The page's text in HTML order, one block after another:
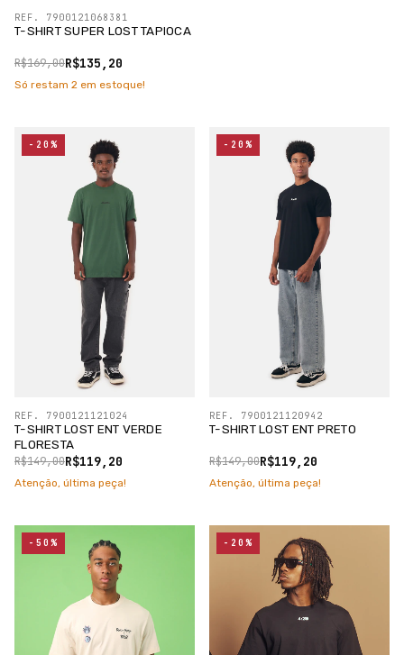
T-SHIRT SUPER LOST TAPIOCA
R$135,20
R$169,00
REF. 7900121068381
Só restam 2 em estoque!
T-SHIRT LOST ENT VERDE
FLORESTA
R$119,20
R$149,00
REF. 7900121121024
-20%
Atenção, última peça!
T-SHIRT LOST ENT PRETO
R$119,20
R$149,00
REF. 7900121120942
-20%
Atenção, última peça!
-50% -20%